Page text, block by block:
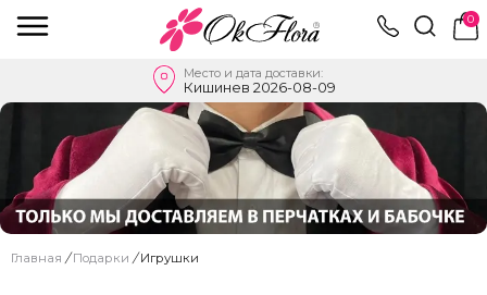
0
Место и дата доставки:
Кишинев 2026-08-09
Главная / Подарки / Игрушки